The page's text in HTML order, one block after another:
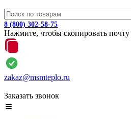
8 (800) 302-58-75
Нажмите, чтобы скопировать почту
zakaz@msmteplo.ru
Заказать звонок